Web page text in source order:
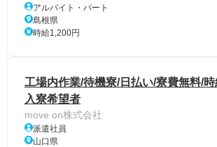
アルバイト・パート
島根県
時給1,200円
工場内作業/待機寮/日払い/寮費無料/
入寮希望者
move on株式会社
派遣社員
山口県